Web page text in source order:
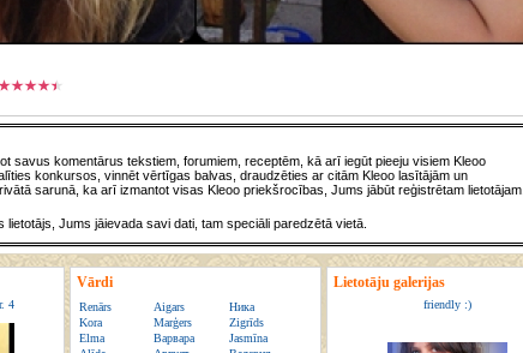
savus komentārus tekstiem, forumiem, receptēm, kā arī iegūt pieeju visiem Kleoo
konkursos, vinnēt vērtīgas balvas, draudzēties ar citām Kleoo lasītājām un
sarunā, ka arī izmantot visas Kleoo priekšrocības, Jums jābūt reģistrētam lietotājam.
Jums jāievada savi dati, tam speciāli paredzētā vietā.
4
Vārdi
Renārs Aigars
Ника
Kora
Marģers
Zigrīds
Elma
Варвара
Jasmīna
Lietotāju galerijas
friendly :)